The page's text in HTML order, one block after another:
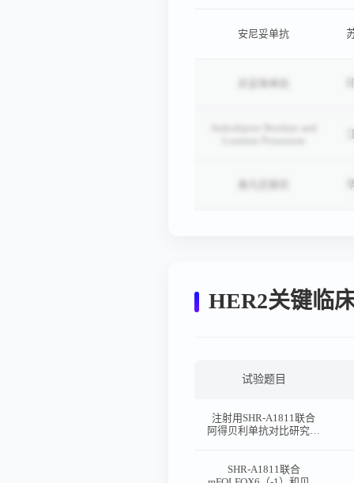
安尼妥单抗
HER2关键临
试验题目
注射用SHR-A1811联合
阿得贝利单抗对比研究者
性乳腺癌辅助治疗中的随
SHR-A1811联合